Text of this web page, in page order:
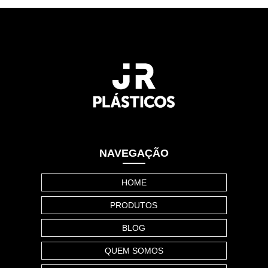
NAVEGAÇÃO
HOME
PRODUTOS
BLOG
QUEM SOMOS